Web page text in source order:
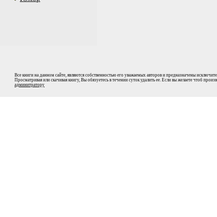
Все книги на данном сайте, являются собственностью его уважаемых авторов и предназначены
Просматривая или скачивая книгу, Вы обязуетесь в течении суток удалить ее. Если вы желаете чтоб
админитратору